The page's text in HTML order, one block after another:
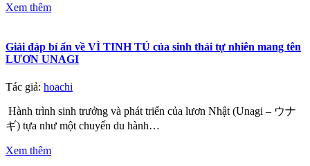
Xem thêm
Giải đáp bí ẩn về VÌ TINH TÚ của sinh thái tự nhiên mang tên
LƯƠN UNAGI
Tác giả: hoachi
Hành trình sinh trưởng và phát triển của lươn Nhật (Unagi – ウナ
ギ) tựa như một chuyến du hành…
Xem thêm